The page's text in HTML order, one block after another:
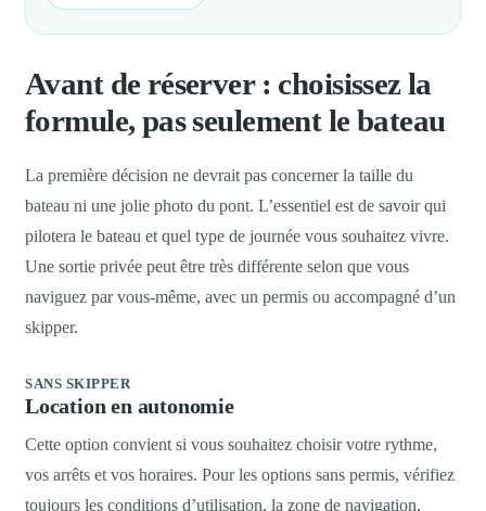
Avant de réserver : choisissez la
formule, pas seulement le bateau
La première décision ne devrait pas concerner la taille du
bateau ni une jolie photo du pont. L’essentiel est de savoir qui
pilotera le bateau et quel type de journée vous souhaitez vivre.
Une sortie privée peut être très différente selon que vous
naviguez par vous-même, avec un permis ou accompagné d’un
skipper.
SANS SKIPPER
Location en autonomie
Cette option convient si vous souhaitez choisir votre rythme,
vos arrêts et vos horaires. Pour les options sans permis, vérifiez
toujours les conditions d’utilisation, la zone de navigation,